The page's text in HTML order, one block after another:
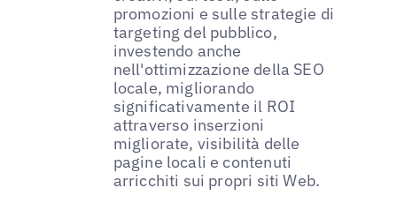
promozioni e sulle strategie di
targeting del pubblico,
investendo anche
nell'ottimizzazione della SEO
locale, migliorando
significativamente il ROI
attraverso inserzioni
migliorate, visibilità delle
pagine locali e contenuti
arricchiti sui propri siti Web.